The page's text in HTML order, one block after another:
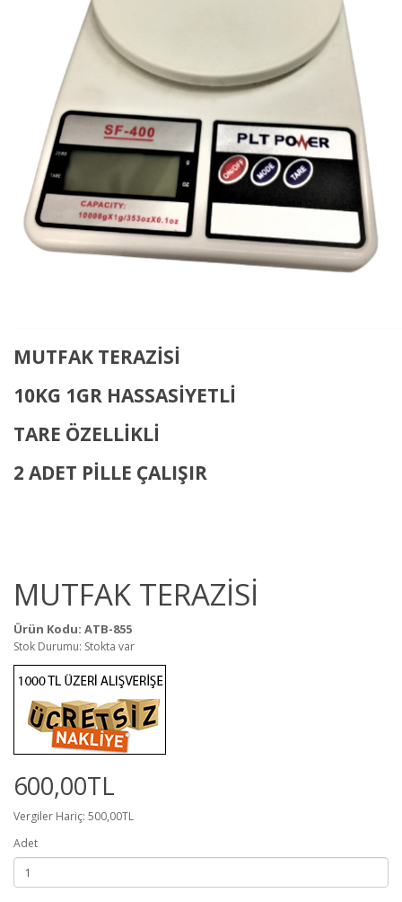
MUTFAK TERAZİSİ
10KG 1GR HASSASİYETLİ
TARE ÖZELLİKLİ
2 ADET PİLLE ÇALIŞIR
MUTFAK TERAZİSİ
Ürün Kodu: ATB-855
Stok Durumu: Stokta var
600,00TL
Vergiler Hariç: 500,00TL
Adet